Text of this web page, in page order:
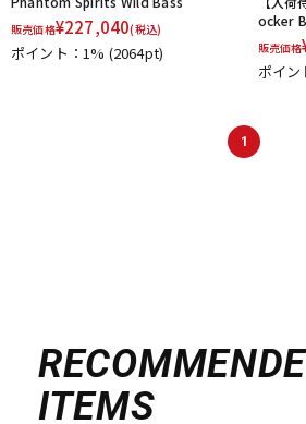
販売価格¥227,040(税込)
ポイント：1% (2064pt)
ocker
販売価格
ポイ
1
ITEMS